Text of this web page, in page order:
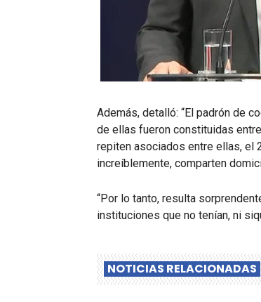
Además, detalló: “El padrón de
de ellas fueron constituidas
repiten asociados entre ellas, el
increíblemente, comparten
“Por lo tanto, resulta
instituciones que no tenían, ni
NOTICIAS RELACIONADAS